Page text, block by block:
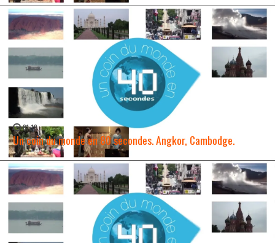
01:18
Un coin du monde en 80 secondes. Angkor, Cambodge.
WATCH NOW →